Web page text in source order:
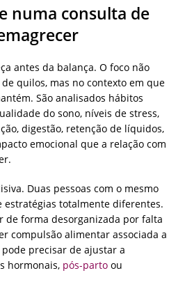
numa consulta de
antes da balança. O foco não
quilos, mas no contexto em que
São analisados hábitos
do sono, níveis de stress,
digestão, retenção de líquidos,
emocional que a relação com
Duas pessoas com o mesmo
estratégias totalmente diferentes.
de forma desorganizada por falta
compulsão alimentar associada a
precisar de ajustar a
hormonais, pós-parto ou